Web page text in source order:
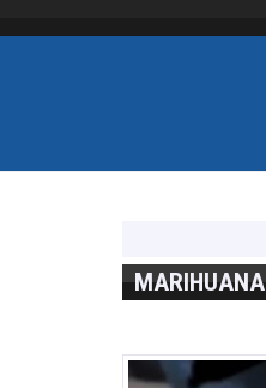
MARIHUANA